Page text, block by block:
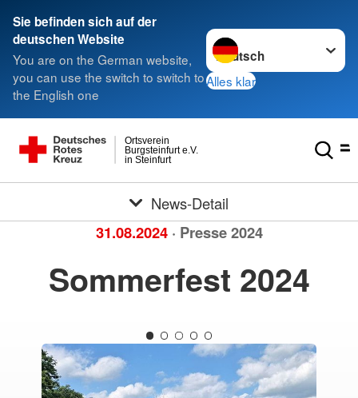
Sie befinden sich auf der
deutschen Website
You are on the German website,
you can use the switch to switch to
the English one
Sprache wechseln zu
Alles klar
in Steinfurt
Burgsteinfurt e.V.
Ortsverein
News-Detail
31.08.2024 · Presse 2024
Sommerfest 2024